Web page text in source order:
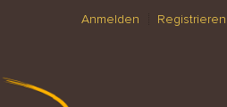
Anmelden Registrieren